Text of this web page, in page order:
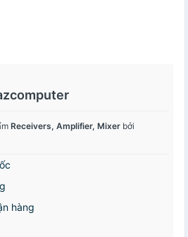
Receivers, Amplifier, Mixer bởi
hàng